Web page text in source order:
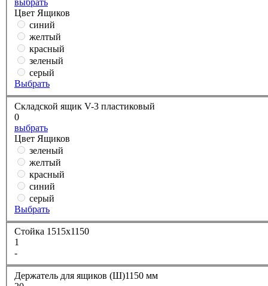
выбрать
Цвет Ящиков
синий
желтый
красный
зеленый
серый
Выбрать
Складской ящик V-3 пластиковый
0
выбрать
Цвет Ящиков
зеленый
желтый
красный
синий
серый
Выбрать
Стойка 1515х1150
1
-
Держатель для ящиков (Ш)1150 мм